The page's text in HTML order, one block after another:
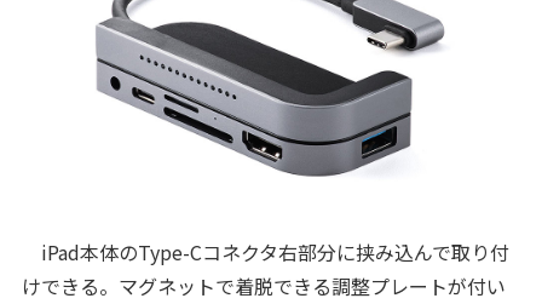
iPad本体のType-Cコネクタ右部分に挟み込んで取り付
けできる。マグネットで着脱できる調整プレートが付い